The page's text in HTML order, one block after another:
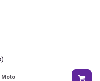
Moto